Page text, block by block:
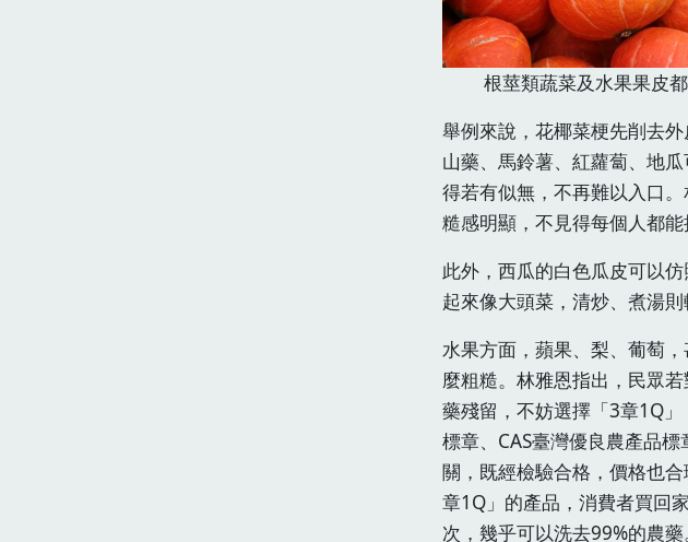
根莖類蔬菜及水果果皮
舉例來說，花椰菜梗先削去
山藥、馬鈴薯、紅蘿蔔、地
得若有似無，不再難以入口
糙感明顯，不見得每個人都能
此外，西瓜的白色瓜皮可以
起來像大頭菜，清炒、煮湯則
水果方面，蘋果、梨、葡萄
麼粗糙。林雅恩指出，民眾
藥殘留，不妨選擇「3章1Q
標章、CAS臺灣優良農產品
關，既經檢驗合格，價格也
章1Q」的產品，消費者買回
次，幾乎可以洗去99%的農藥